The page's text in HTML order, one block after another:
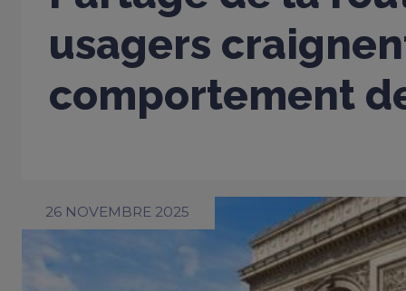
usagers
comportement
26 NOVEMBRE 2025